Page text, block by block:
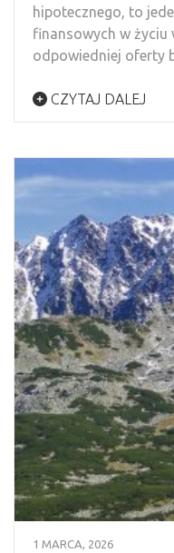
hipotecznego, to
finansowych w życiu
odpowiedniej oferty
CZYTAJ DALEJ
1 MARCA, 2026